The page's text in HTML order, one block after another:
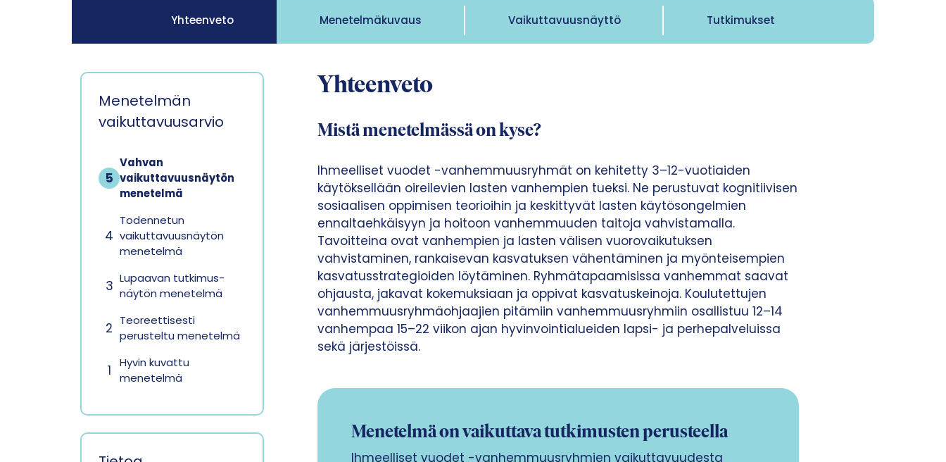
Yhteenveto Menetelmäkuvaus Vaikuttavuusnäyttö Tutkimukset
Menetelmän
vaikuttavuusarvio
5
Vahvan
vaikuttavuus­näytön
menetelmä
4
Todennetun
vaikuttavuus­näytön
menetelmä
3 Lupaavan tutkimus­
näytön menetelmä
2 Teoreettisesti
perusteltu menetelmä
1
Hyvin kuvattu
menetelmä
Yhteenveto
Mistä menetelmässä on kyse?
Ihmeelliset vuodet -vanhemmuusryhmät on kehitetty 3–12-vuotiaiden
käytöksellään oireilevien lasten vanhempien tueksi. Ne perustuvat kognitiivisen
sosiaalisen oppimisen teorioihin ja keskittyvät lasten käytösongelmien
ennaltaehkäisyyn ja hoitoon vanhemmuuden taitoja vahvistamalla.
Tavoitteina ovat vanhempien ja lasten välisen vuorovaikutuksen
vahvistaminen, rankaisevan kasvatuksen vähentäminen ja myönteisempien
kasvatusstrategioiden löytäminen. Ryhmätapaamisissa vanhemmat saavat
ohjausta, jakavat kokemuksiaan ja oppivat kasvatuskeinoja. Koulutettujen
vanhemmuusryhmäohjaajien pitämiin vanhemmuusryhmiin osallistuu 12–14
vanhempaa 15–22 viikon ajan hyvinvointialueiden lapsi- ja perhepalveluissa
sekä järjestöissä.
Menetelmä on vaikuttava tutkimusten perusteella
Ihmeelliset vuodet -vanhemmuusryhmien vaikuttavuudesta